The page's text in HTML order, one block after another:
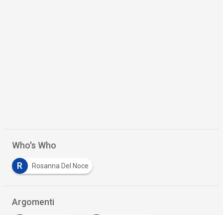
Who's Who
R Rosanna Del Noce
Argomenti